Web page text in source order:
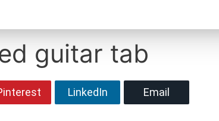
guitar tab
LinkedIn Email